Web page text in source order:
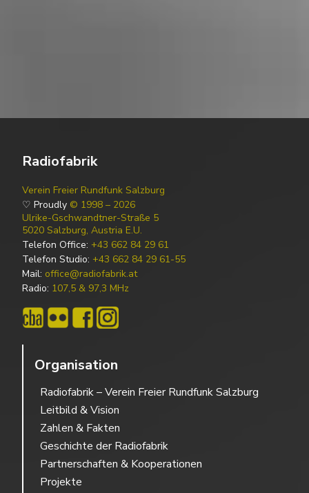
Radiofabrik
Verein Freier Rundfunk Salzburg
♡ Proudly © 1998 – 2026
Ulrike-Gschwandtner-Straße 5
5020 Salzburg, Austria E.U.
Telefon Office: +43 662 84 29 61
Telefon Studio: +43 662 84 29 61-55
Mail: office@radiofabrik.at
Radio: 107,5 & 97,3 MHz
Organisation
Radiofabrik – Verein Freier Rundfunk Salzburg
Leitbild & Vision
Zahlen & Fakten
Geschichte der Radiofabrik
Partnerschaften & Kooperationen
Projekte